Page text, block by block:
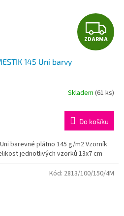
Z
D
R
M
A
ZDARMA
145 Uni barvy
Skladem (61 ks)
Do košíku
barevné plátno 145 g/m2 Vzorník
jednotlivých vzorků 13x7 cm
Kód: 2813/100/150/4M